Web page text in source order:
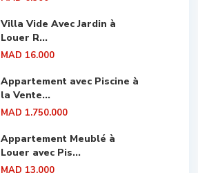
Villa Vide Avec Jardin à
Louer R...
MAD 16.000
Appartement avec Piscine à
la Vente...
MAD 1.750.000
Appartement Meublé à
Louer avec Pis...
MAD 13.000